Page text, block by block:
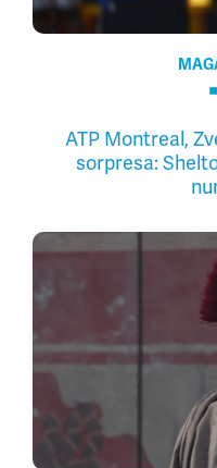
ATP Montreal,
sorpresa: